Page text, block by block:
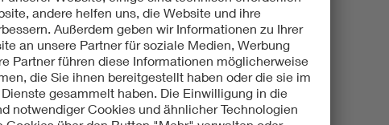
(VDE V 0127-31):2024-12
31: Standort-Risikobeurteilung (IEC TS 61400-31:2023)